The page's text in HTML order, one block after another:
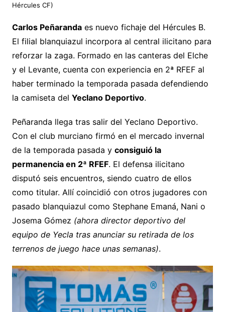
Hércules CF)
Carlos Peñarandaes nuevo fichaje del Hércules B.
El filial blanquiazul incorpora al central ilicitano para
reforzar la zaga. Formado en las canteras del Elche
y el Levante, cuenta con experiencia en 2ª RFEF al
haber terminado la temporada pasada defendiendo
la camiseta del Yeclano Deportivo.
Peñaranda llega tras salir del Yeclano Deportivo.
Con el club murciano firmó en el mercado invernal
de la temporada pasada y consiguió la
permanencia en 2ª RFEF. El defensa ilicitano
disputó seis encuentros, siendo cuatro de ellos
como titular. Allí coincidió con otros jugadores con
pasado blanquiazul como Stephane Emaná, Nani o
Josema Gómez (ahora director deportivo del
equipo de Yecla tras anunciar su retirada de los
terrenos de juego hace unas semanas).